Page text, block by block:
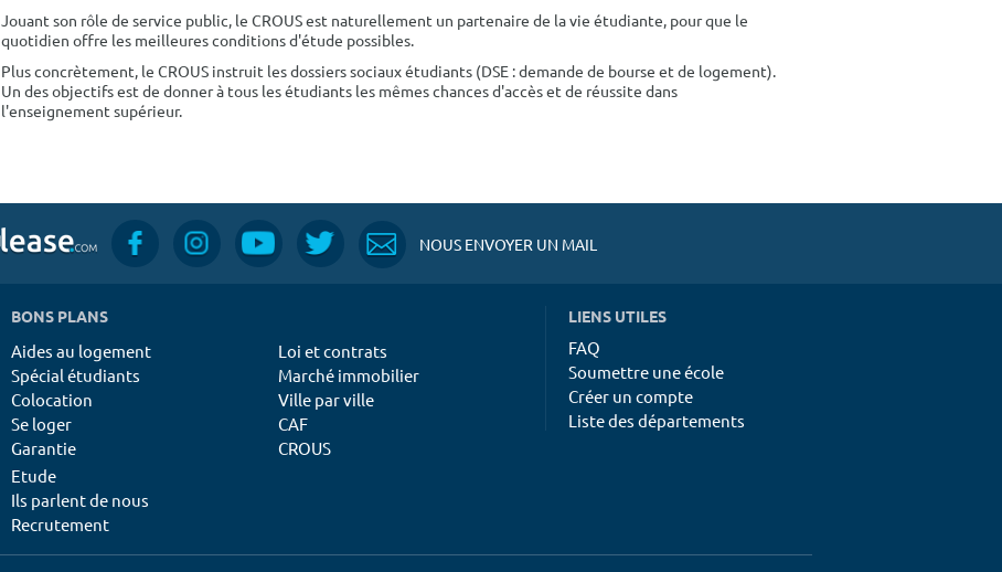
Jouant son rôle de service public, le CROUS est naturellement un partenaire de la vie étudiante, pour que le
quotidien offre les meilleures conditions d'étude possibles.
Plus concrètement, le CROUS instruit les dossiers sociaux étudiants (DSE : demande de bourse et de logement).
Un des objectifs est de donner à tous les étudiants les mêmes chances d'accès et de réussite dans
l'enseignement supérieur.
NOUS ENVOYER UN MAIL
BONS PLANS
Aides au logement
Spécial étudiants
Colocation
Se loger
Garantie
Loi et contrats
Marché immobilier
Ville par ville
CAF
CROUS
Etude
Ils parlent de nous
Recrutement
LIENS UTILES
FAQ
Soumettre une école
Créer un compte
Liste des départements